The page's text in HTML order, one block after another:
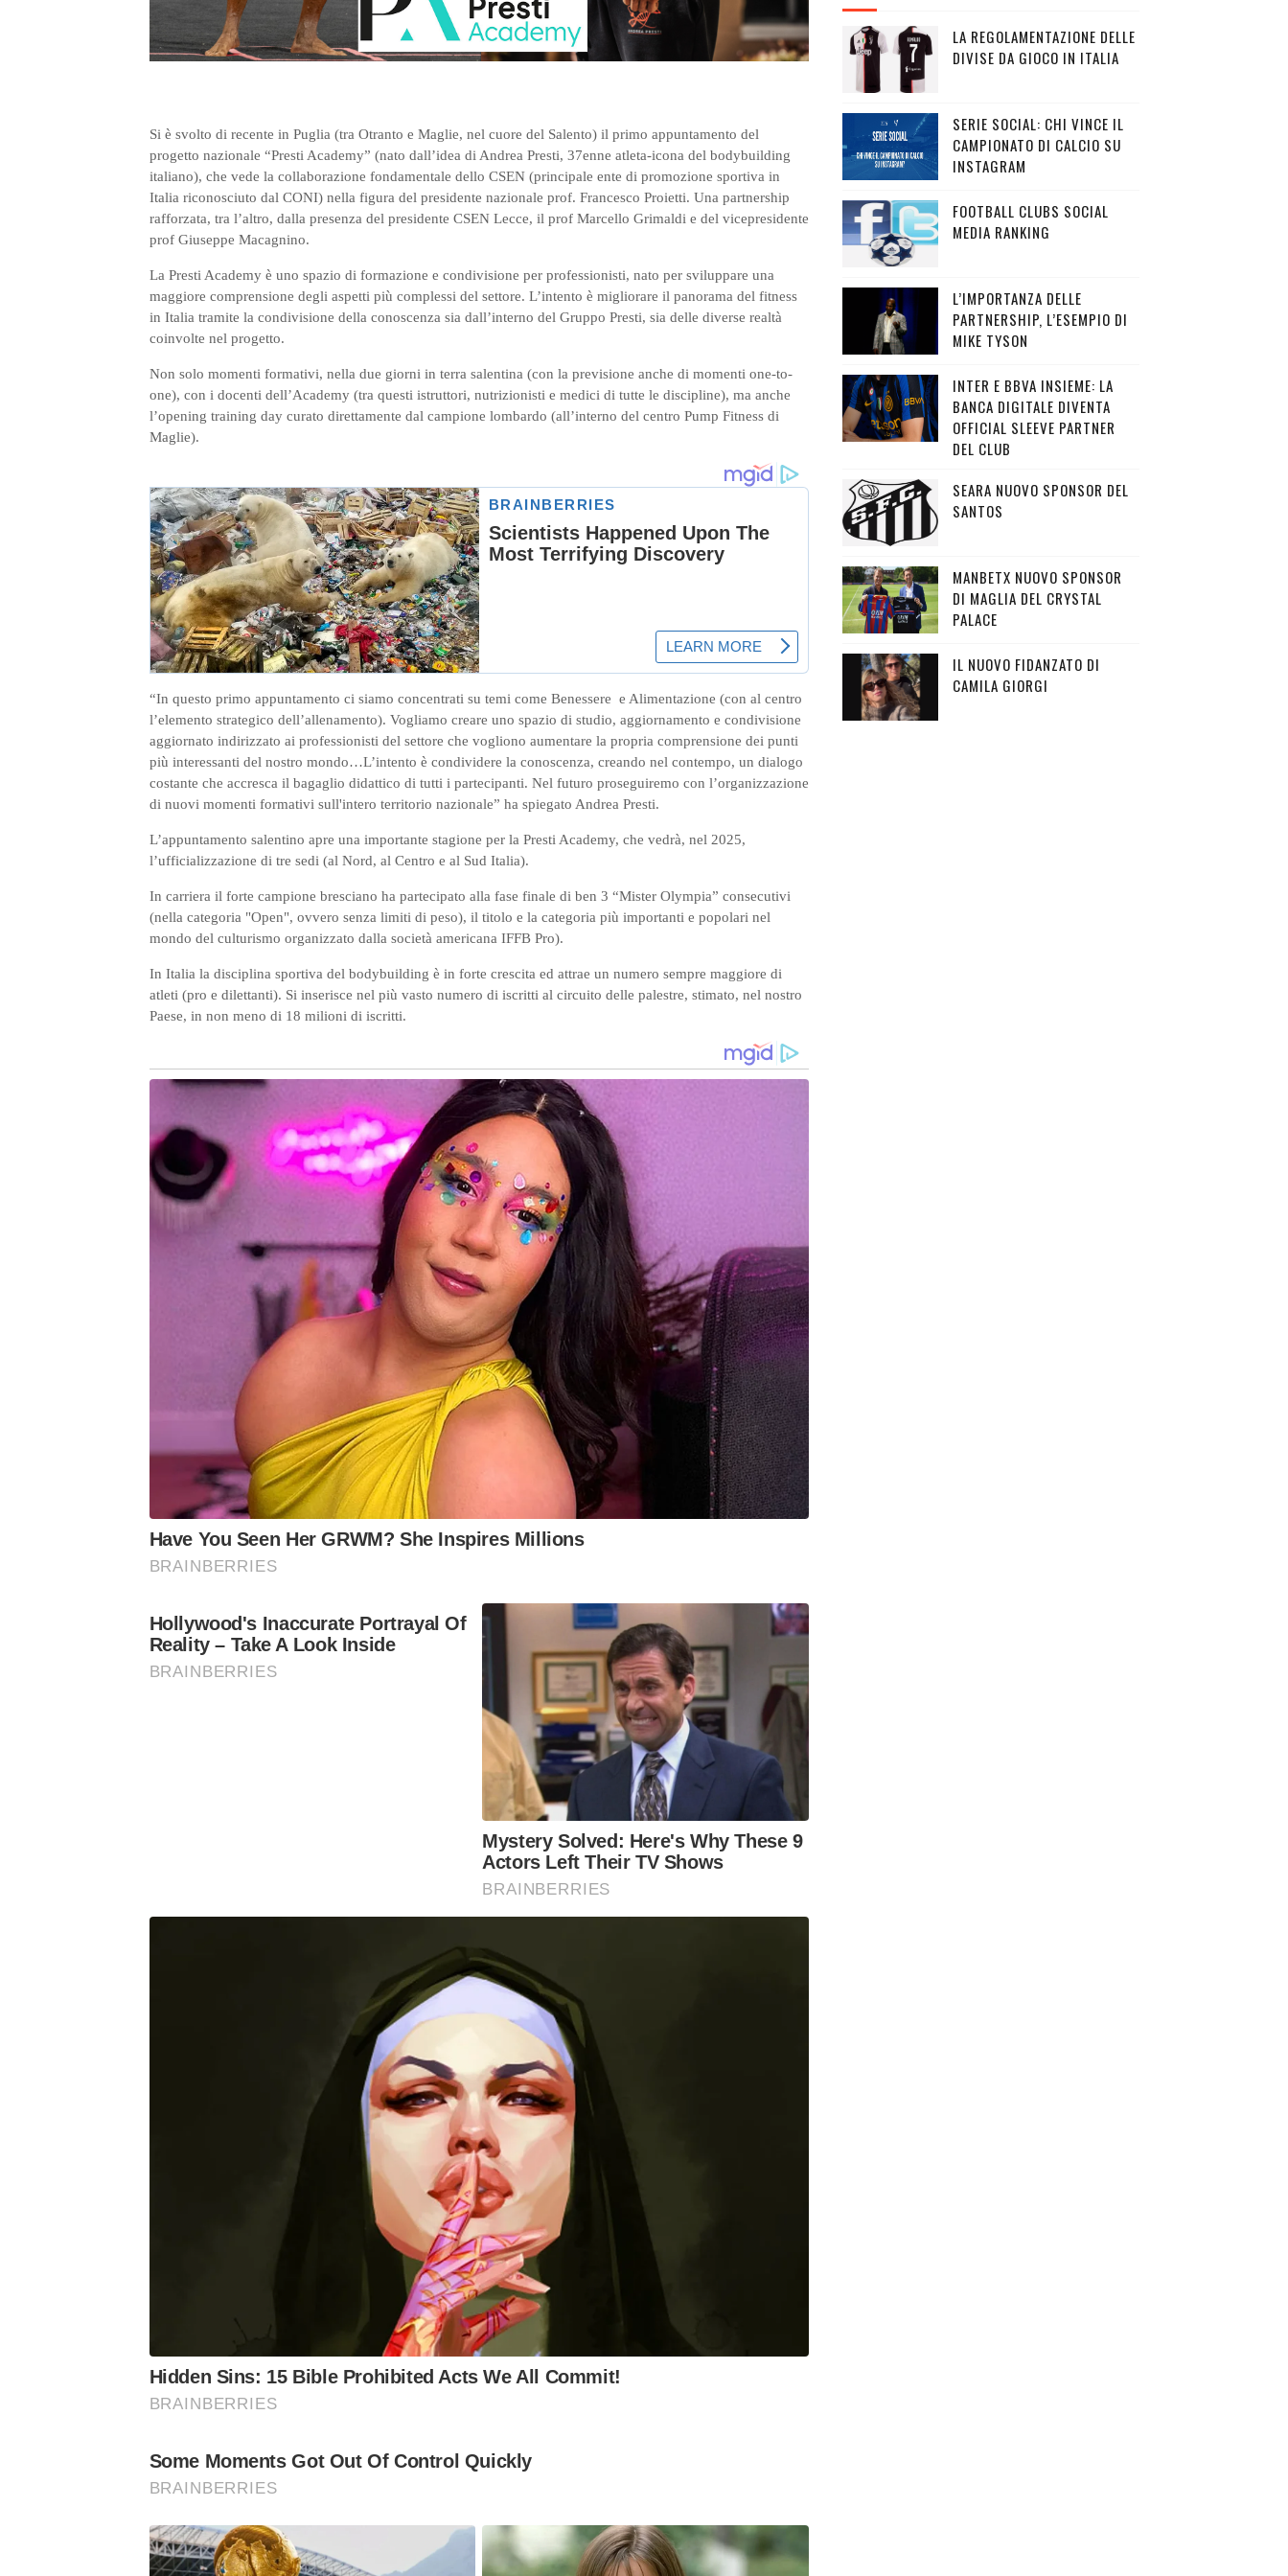
Si è svolto di recente in Puglia (tra Otranto e Maglie, nel cuore del Salento) il primo appuntamento del
progetto nazionale “Presti Academy” (nato dall’idea di Andrea Presti, 37enne atleta-icona del bodybuilding
italiano), che vede la collaborazione fondamentale dello CSEN (principale ente di promozione sportiva in
Italia riconosciuto dal CONI) nella figura del presidente nazionale prof. Francesco Proietti. Una partnership
rafforzata, tra l’altro, dalla presenza del presidente CSEN Lecce, il prof Marcello Grimaldi e del vicepresidente
prof Giuseppe Macagnino.
La Presti Academy è uno spazio di formazione e condivisione per professionisti, nato per sviluppare una
maggiore comprensione degli aspetti più complessi del settore. L’intento è migliorare il panorama del fitness
in Italia tramite la condivisione della conoscenza sia dall’interno del Gruppo Presti, sia delle diverse realtà
coinvolte nel progetto.
Non solo momenti formativi, nella due giorni in terra salentina (con la previsione anche di momenti one-to-
one), con i docenti dell’Academy (tra questi istruttori, nutrizionisti e medici di tutte le discipline), ma anche
l’opening training day curato direttamente dal campione lombardo (all’interno del centro Pump Fitness di
Maglie).
“In questo primo appuntamento ci siamo concentrati su temi come Benessere e Alimentazione (con al centro
l’elemento strategico dell’allenamento). Vogliamo creare uno spazio di studio, aggiornamento e condivisione
aggiornato indirizzato ai professionisti del settore che vogliono aumentare la propria comprensione dei punti
più interessanti del nostro mondo…L’intento è condividere la conoscenza, creando nel contempo, un dialogo
costante che accresca il bagaglio didattico di tutti i partecipanti. Nel futuro proseguiremo con l’organizzazione
di nuovi momenti formativi sull'intero territorio nazionale” ha spiegato Andrea Presti.
L’appuntamento salentino apre una importante stagione per la Presti Academy, che vedrà, nel 2025,
l’ufficializzazione di tre sedi (al Nord, al Centro e al Sud Italia).
In carriera il forte campione bresciano ha partecipato alla fase finale di ben 3 “Mister Olympia” consecutivi
(nella categoria "Open", ovvero senza limiti di peso), il titolo e la categoria più importanti e popolari nel
mondo del culturismo organizzato dalla società americana IFFB Pro).
In Italia la disciplina sportiva del bodybuilding è in forte crescita ed attrae un numero sempre maggiore di
atleti (pro e dilettanti). Si inserisce nel più vasto numero di iscritti al circuito delle palestre, stimato, nel nostro
Paese, in non meno di 18 milioni di iscritti.
LA REGOLAMENTAZIONE DELLE
DIVISE DA GIOCO IN ITALIA
SERIE SOCIAL: CHI VINCE IL
CAMPIONATO DI CALCIO SU
INSTAGRAM
FOOTBALL CLUBS SOCIAL
MEDIA RANKING
L’IMPORTANZA DELLE
PARTNERSHIP, L’ESEMPIO DI
MIKE TYSON
INTER E BBVA INSIEME: LA
BANCA DIGITALE DIVENTA
OFFICIAL SLEEVE PARTNER
DEL CLUB
SEARA NUOVO SPONSOR DEL
SANTOS
MANBETX NUOVO SPONSOR
DI MAGLIA DEL CRYSTAL
PALACE
IL NUOVO FIDANZATO DI
CAMILA GIORGI